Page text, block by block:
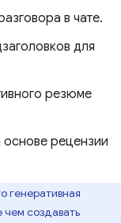
в чате.
для
резюме
основе рецензии
генеративная
создавать